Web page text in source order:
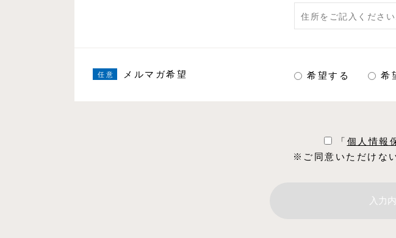
メルマガ希望 希望する 希
「 個⼈情報
※ご同意いただけな